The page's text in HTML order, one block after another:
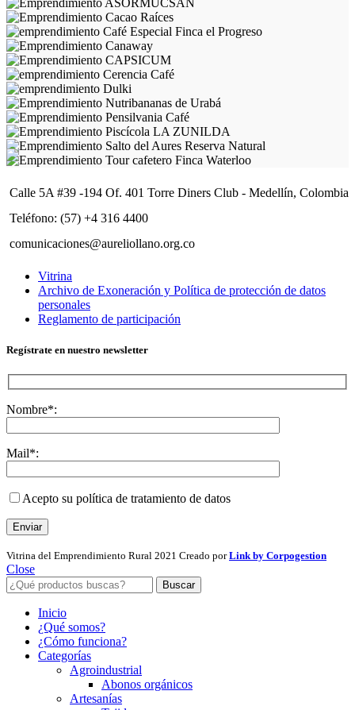
Calle 5A #39 -194 Of. 401 Torre Diners Club - Medellín, Colombia
Teléfono: (57) +4 316 4400
comunicaciones@aureliollano.org.co
Vitrina
Archivo de Exoneración y Política de protección de datos
personales
Reglamento de participación
Regístrate en nuestro newsletter
Nombre*:
Mail*:
Acepto su política de tratamiento de datos
Vitrina del Emprendimiento Rural 2021 Creado porLink by Corpogestion
Close
Buscar
Inicio
¿Qué somos?
¿Cómo funciona?
Categorías
Agroindustrial
Abonos orgánicos
Artesanías